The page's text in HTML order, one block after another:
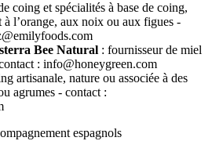
coing et spécialités à base de coing,
à l’orange, aux noix ou aux figues -
Bee Natural : fournisseur de miel
: info@honeygreen.com
artisanale, nature ou associée à des
agrumes - contact :
espagnols